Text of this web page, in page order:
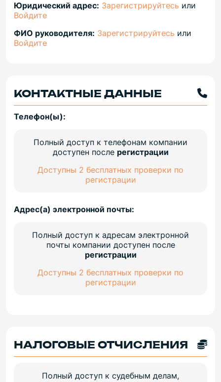
Юридический адрес: Зарегистрируйтесь или
Войдите
ФИО руководителя: Зарегистрируйтесь или
Войдите
КОНТАКТНЫЕ ДАННЫЕ
Телефон(ы):
Полный доступ к телефонам компании
доступен после регистрации
Доступны 2 бесплатных проверки по
регистрации
Адрес(а) электронной почты:
Полный доступ к адресам электронной
почты компании доступен после
регистрации
Доступны 2 бесплатных проверки по
регистрации
НАЛОГОВЫЕ ОТЧИСЛЕНИЯ
Полный доступ к судебным делам,